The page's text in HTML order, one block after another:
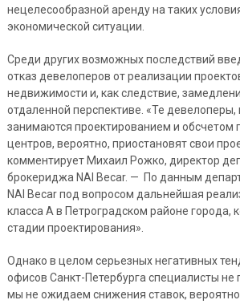
нецелесообразной аренду на таких
экономической ситуации.
Среди других возможных последствий
отказ девелоперов от реализации
недвижимости и, как следствие,
отдаленной перспективе. «Те девелоперы,
занимаются проектированием и обсчетом
центров, вероятно, приостановят свои
комментирует Михаил Рожко, директор
брокериджа NAI Becar. — По данным
NAI Becar под вопросом дальнейшая
класса А в Петроградском районе города,
стадии проектирования».
Однако в целом серьезных негативных
офисов Санкт-Петербурга специалисты
мы не ожидаем снижения ставок,